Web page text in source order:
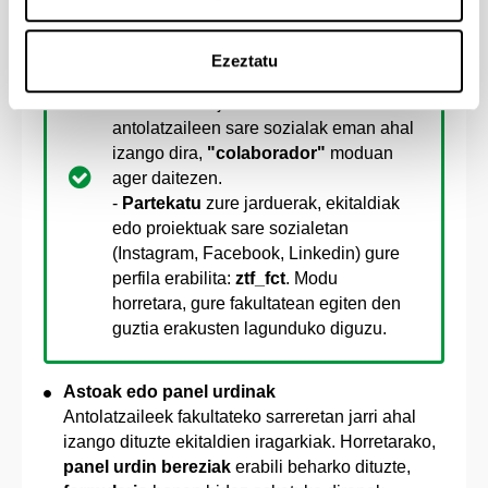
Ezeztatu
Garrantzitsua:
- Jarri harremanetan gurekin sare
antolatzaileen sare sozialak eman ahal
izango dira, "colaborador" moduan
ager daitezen.
- Partekatu zure jarduerak, ekitaldiak
edo proiektuak sare sozialetan
(Instagram, Facebook, Linkedin) gure
perfila erabilita: ztf_fct. Modu
horretara, gure fakultatean egiten den
guztia erakusten lagunduko diguzu.
Astoak edo panel urdinak
Antolatzaileek fakultateko sarreretan jarri ahal
izango dituzte ekitaldien iragarkiak. Horretarako,
panel urdin bereziak erabili beharko dituzte,